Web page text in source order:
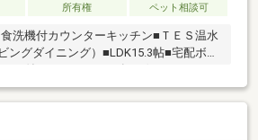
いております。
所有権 ペット相談可
洗機付カウンターキッチン■ＴＥＳ温水
ングダイニング）■LDK15.3帖■宅配ボッ
ター付きインターホン有■ゲストルーム2
ールーム■キッズルーム■スタディラウ